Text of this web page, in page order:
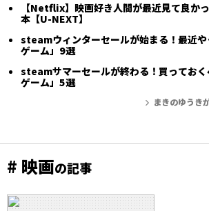
【Netflix】映画好き人間が最近見て良か
本【U-NEXT】
steamウィンターセールが始まる！最近や
ゲーム」9選
steamサマーセールが終わる！買っておく
ゲーム」5選
まきのゆうき
# 映画の記事